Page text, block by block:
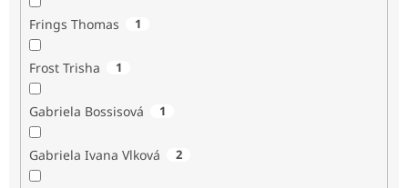
Frings Thomas 1
Frost Trisha 1
Gabriela Bossisová 1
Gabriela Ivana Vlková 2